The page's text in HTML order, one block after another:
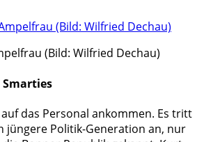
(Bild: Wilfried Dechau)
das Personal ankommen. Es tritt
jüngere Politik-Generation an, nur